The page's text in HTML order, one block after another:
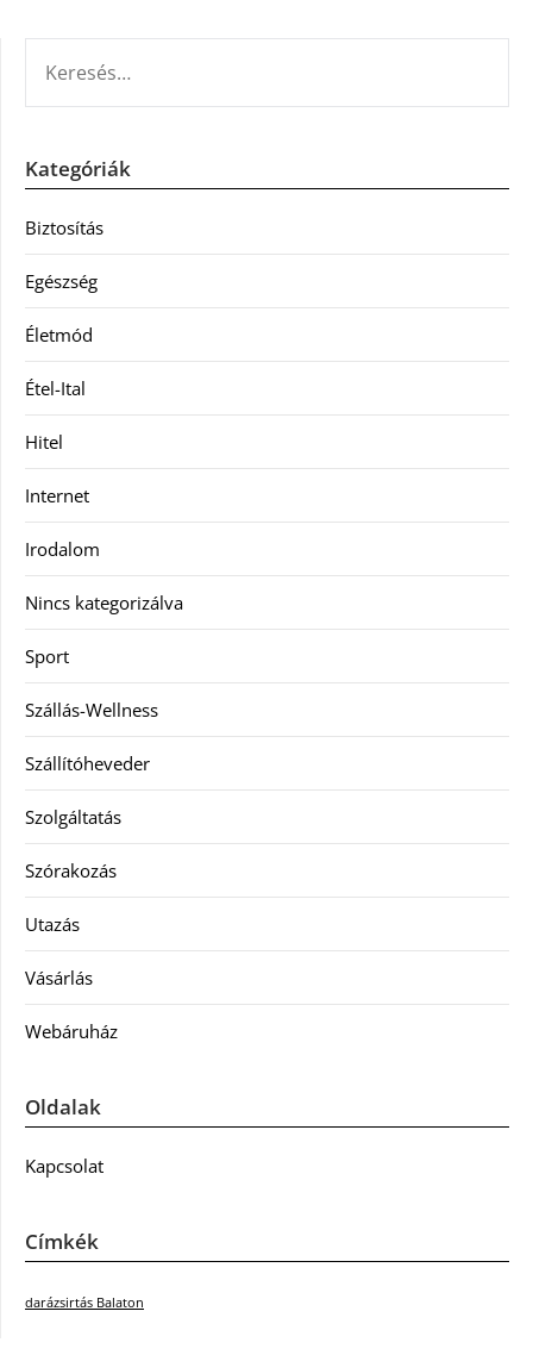
Kategóriák
Biztosítás
Egészség
Életmód
Étel-Ital
Hitel
Internet
Irodalom
Nincs kategorizálva
Sport
Szállás-Wellness
Szállítóheveder
Szolgáltatás
Szórakozás
Utazás
Vásárlás
Webáruház
Oldalak
Kapcsolat
Címkék
darázsirtás Balaton